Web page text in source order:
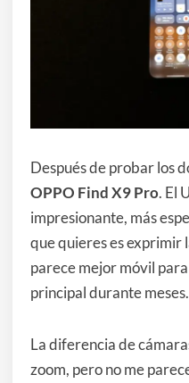
Después de probar los
OPPO Find X9 Pro. El
impresionante, más
que quieres es exprimir
parece mejor móvil
principal durante meses.
La diferencia de
zoom, pero no me